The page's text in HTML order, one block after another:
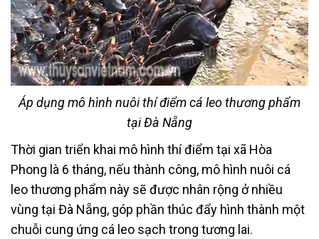
Áp dụng mô hình nuôi thí điểm cá leo thương phẩm
tại Đà Nẵng
Thời gian triển khai mô hình thí điểm tại xã Hòa
Phong là 6 tháng, nếu thành công, mô hình nuôi cá
leo thương phẩm này sẽ được nhân rộng ở nhiều
vùng tại Đà Nẵng, góp phần thúc đẩy hình thành một
chuỗi cung ứng cá leo sạch trong tương lai.